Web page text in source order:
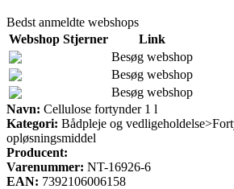
Bedst anmeldte webshops
Webshop Stjerner
Link
Besøg webshop
Besøg webshop
Besøg webshop
Navn: Cellulose fortynder 1 l
Kategori: Bådpleje og
opløsningsmiddel
Producent:
Varenummer: NT-16926-6
EAN: 7392106006158